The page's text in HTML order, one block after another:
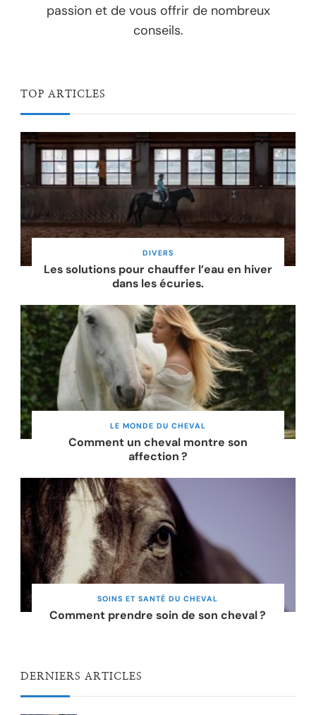
passion et de vous offrir de nombreux
conseils.
TOP ARTICLES
DIVERS
Les solutions pour chauffer l’eau en hiver
dans les écuries.
LE MONDE DU CHEVAL
Comment un cheval montre son
affection ?
SOINS ET SANTÉ DU CHEVAL
Comment prendre soin de son cheval ?
DERNIERS ARTICLES